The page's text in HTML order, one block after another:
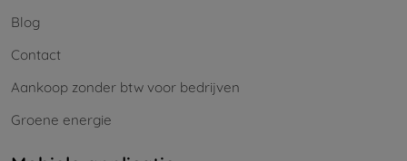
Blog
Contact
Aankoop zonder btw voor bedrijven
Groene energie